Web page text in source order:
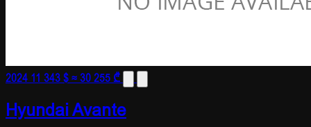
2024 11 343 $≈ 30 255 ₾
Hyundai Avante